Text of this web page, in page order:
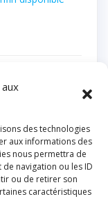
des technologies
aux informations des
nous permettra de
navigation ou les ID
ou de retirer son
caractéristiques